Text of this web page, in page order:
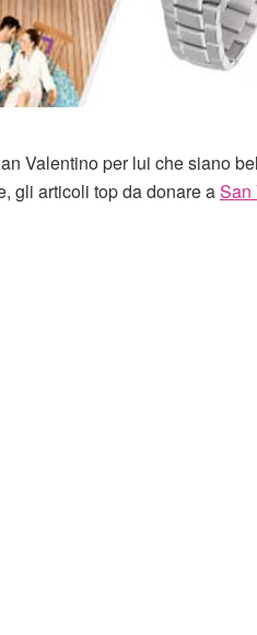
Valentino per lui che siano
gli articoli top da donare aSan